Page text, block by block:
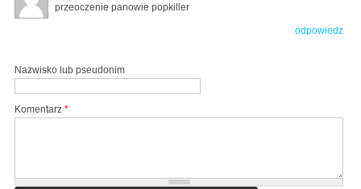
przeoczenie panowie popkiller
odpowiedz
Nazwisko lub pseudonim
Komentarz *